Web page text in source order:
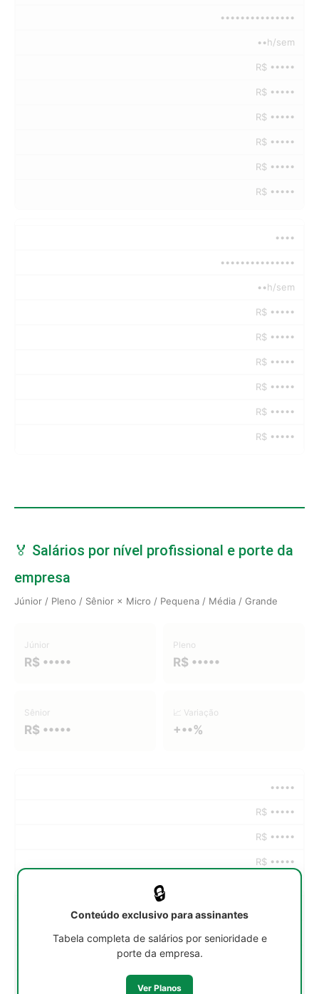
•••••••••••••••
••h/sem
R$ •••••
R$ •••••
R$ •••••
R$ •••••
R$ •••••
R$ •••••
••••
•••••••••••••••
••h/sem
R$ •••••
R$ •••••
R$ •••••
R$ •••••
R$ •••••
R$ •••••
🏅 Salários por nível profissional e porte da
empresa
Júnior / Pleno / Sênior × Micro / Pequena / Média / Grande
Júnior
R$ •••••
Pleno
R$ •••••
Sênior
R$ •••••
📈 Variação
+••%
•••••
R$ •••••
R$ •••••
R$ •••••
🔒
Conteúdo exclusivo para assinantes
Tabela completa de salários por senioridade e
porte da empresa.
Ver Planos